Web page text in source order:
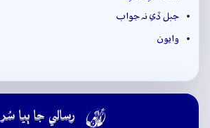
جبل ڏي نہ جواب
وايون
 رسالي جا ٻيا سُر